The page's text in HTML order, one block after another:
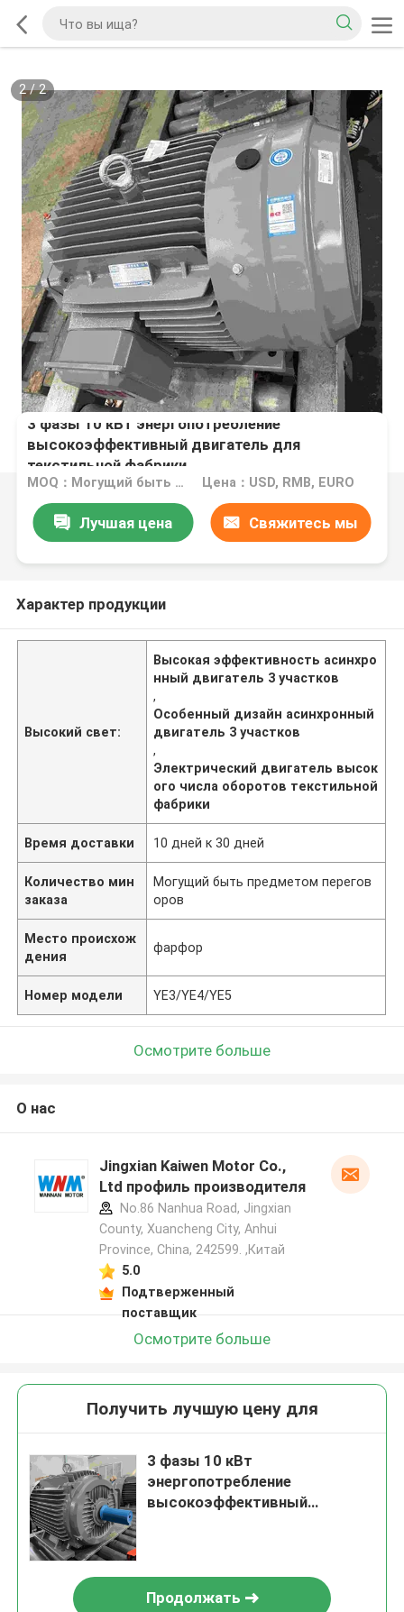
2/2
3 фазы 10 кВт энергопотребление
высокоэффективный двигатель для
текстильной фабрики
MOQ：Могущий быть предметом переговоров Цена：USD, RMB, EURO
Лучшая цена Свяжитесь мы
Характер продукции
Высокий свет:
Высокая эффективность асинхро
нный двигатель 3 участков
,
Особенный дизайн асинхронный
двигатель 3 участков
,
Электрический двигатель высок
ого числа оборотов текстильной
фабрики
Время доставки 10 дней к 30 дней
Количество мин
заказа
Могущий быть предметом перегов
оров
Место происхож
дения
фарфор
Номер модели YE3/YE4/YE5
Осмотрите больше
О нас
Jingxian Kaiwen Motor Co.,
Ltd профиль производителя
No.86 Nanhua Road, Jingxian
County, Xuancheng City, Anhui
Province, China, 242599. ,Китай
5.0
Подтверженный
поставщик
Осмотрите больше
Получить лучшую цену для
3 фазы 10 кВт
энергопотребление
высокоэффективный
Продолжать